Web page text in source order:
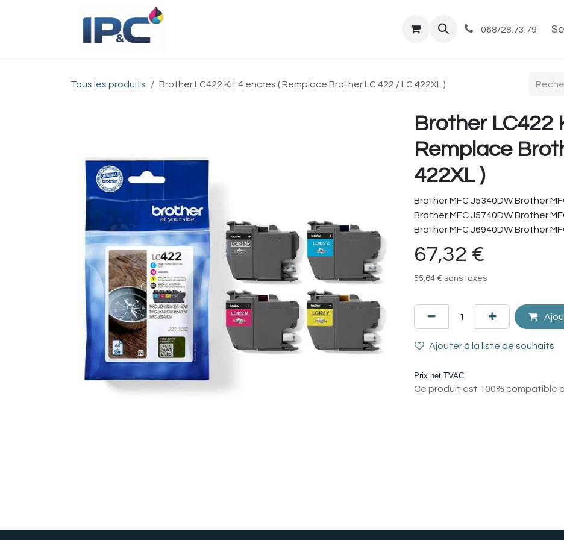
Commandes et livraisons068/28.73.79
Tous les produits Brother LC422 Kit 4 encres ( Remplace Brother LC 422 / LC 422XL )
Brother LC422
Remplace
422XL )
Brother MFC J5340DW Brother
Brother MFC J5740DW Brother
Brother MFC J6940DW Brother
67,32 €
55,64 € sans taxes
Ajouter à la liste de souhaits
Prix net TVAC
Ce produit est 100% compatible